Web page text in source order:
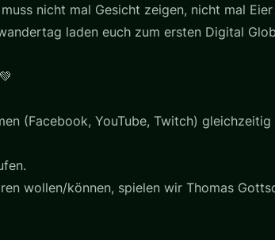
nicht mal Gesicht zeigen, nicht mal
laden euch zum ersten Digital
(Facebook, YouTube, Twitch)
wollen/können, spielen wir Thomas